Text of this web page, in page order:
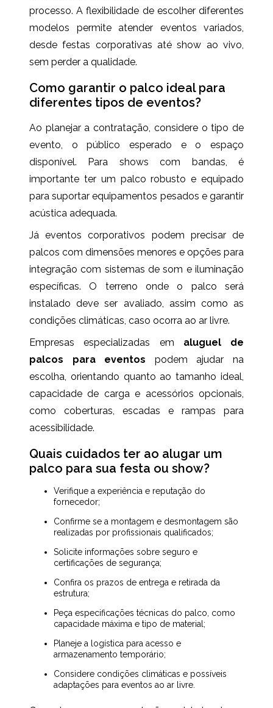
processo. A flexibilidade de escolher diferentes
modelos permite atender eventos variados,
desde festas corporativas até show ao vivo,
sem perder a qualidade.
Como garantir o palco ideal para
diferentes tipos de eventos?
Ao planejar a contratação, considere o tipo de
evento, o público esperado e o espaço
disponível. Para shows com bandas, é
importante ter um palco robusto e equipado
para suportar equipamentos pesados e garantir
acústica adequada.
Já eventos corporativos podem precisar de
palcos com dimensões menores e opções para
integração com sistemas de som e iluminação
específicas. O terreno onde o palco será
instalado deve ser avaliado, assim como as
condições climáticas, caso ocorra ao ar livre.
Empresas especializadas em aluguel de
palcos para eventos podem ajudar na
escolha, orientando quanto ao tamanho ideal,
capacidade de carga e acessórios opcionais,
como coberturas, escadas e rampas para
acessibilidade.
Quais cuidados ter ao alugar um
palco para sua festa ou show?
Verifique a experiência e reputação do
fornecedor;
Confirme se a montagem e desmontagem são
realizadas por profissionais qualificados;
Solicite informações sobre seguro e
certificações de segurança;
Confira os prazos de entrega e retirada da
estrutura;
Peça especificações técnicas do palco, como
capacidade máxima e tipo de material;
Planeje a logística para acesso e
armazenamento temporário;
Considere condições climáticas e possíveis
adaptações para eventos ao ar livre.